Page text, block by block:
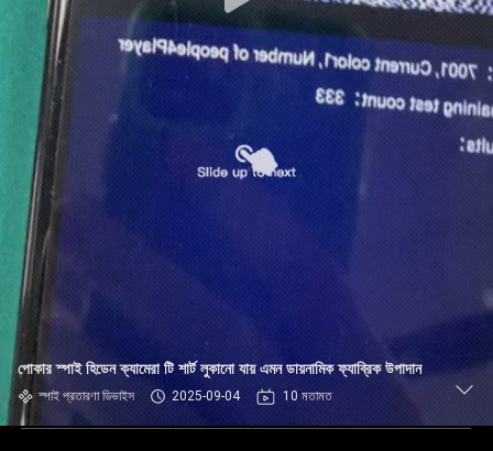
পোকার স্পাই হিডেন ক্যামেরা টি শার্ট লুকানো যায় এমন ডায়নামিক ফ্যাব্রিক উপাদান
স্পাই প্রতারণা ডিভাইস 2025-09-04 10 মতামত